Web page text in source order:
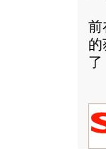
前
的
了